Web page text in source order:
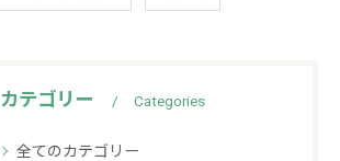
カテゴリー Categories
全てのカテゴリー